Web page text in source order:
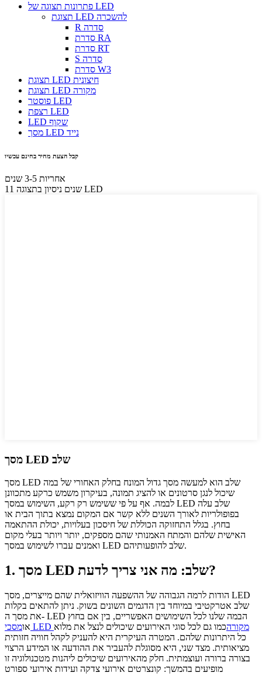
פתרונות תצוגה של LED
תצוגת LED להשכרה
R סדרה
סדרת RA
סדרת RT
S סדרה
סדרת W3
תצוגת LED חיצונית
תצוגת LED מקורה
פוסטר LED
רצפת LED
LED שקוף
מסך LED נייד
קבל הצעת מחיר בחינם עכשיו
אחריות 3-5 שנים
11 שנים ניסיון בתצוגה LED
מסך LED שלב
מסך LED שלב הוא למעשה מסך גדול המונח בחלק האחורי של במה
שיכול לנגן סרטונים או להציג תמונה, בעיקרון משמש כרקע מתכוונן
לבמה. אף על פי ששימש רק רקע, השימוש במסך LED שלב עלה
בפופולריות לאורך השנים ללא קשר אם המקום נמצא בתוך הבית או
בחוץ. בגלל התחזוקה הכוללת של חיסכון בעלויות, יכולת ההתאמה
האישית שלהם והמתח האמנותי שהם מספקים, יותר ויותר בעלי מקום
ואמנים עברו לשימוש במסך LED שלב להופעותיהם.
1. מסך LED שלב: מה אני צריך לדעת?
הודות לרמה הגבוהה של ההשפעה הוויזואלית שהם מייצרים, מסך LED
שלב אטרקטיבי במיוחד בין הדגמים השונים בשוק. ניתן להתאים בקלות
את מסך ה- LED הבמה שלנו לכל השימושים האפשריים, בין אם בחוץ
או
מסכי LED מקורהכמו גם לכל סוגי האירועים שיכולים לנצל את מלוא
כל היתרונות שלהם. המטרה העיקרית היא להעניק לקהל חוויה חזותית
מציאותית. מצד שני, היא מסוגלת להעביר את ההודעה או המידע הרצוי
בצורה ברורה ועוצמתית. חלק מהאירועים שיכולים ליהנות מטכנולוגיה זו
מופיעים בהמשך: קונצרטים אירועי צדקה ועידות אירועי ספורט